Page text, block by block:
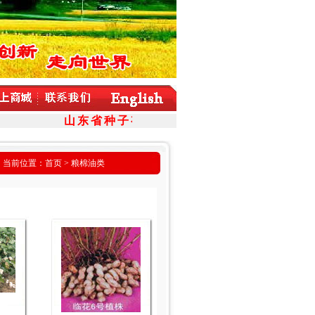
山东省种子有限公司羽衣甘蓝（皱叶菜）
当前位置： 首页> 粮棉油类